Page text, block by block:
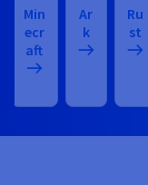
Min
ecr
aft
Ar
k
Ru
st